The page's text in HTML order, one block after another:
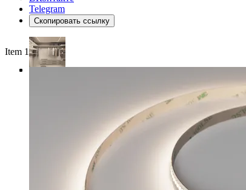
Telegram
Скопировать ссылку
Item 1 of 4